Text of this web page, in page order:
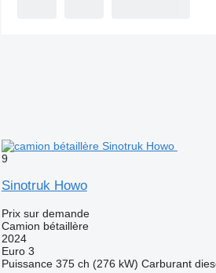
9
Sinotruk Howo
Prix sur demande
Camion bétaillère
2024
Euro 3
Puissance 375 ch (276 kW) Carburant